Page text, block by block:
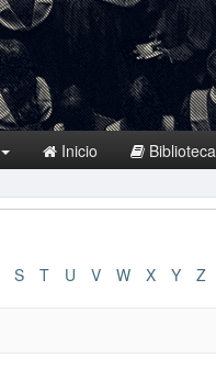
Inicio Biblioteca
S T U V W X Y Z